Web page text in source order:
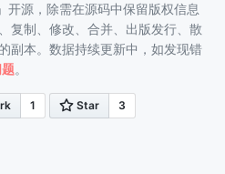
」开源，除需在源码中保留版权信息
复制、修改、合并、出版发行、散
副本。 数据持续更新中，如发现错
。